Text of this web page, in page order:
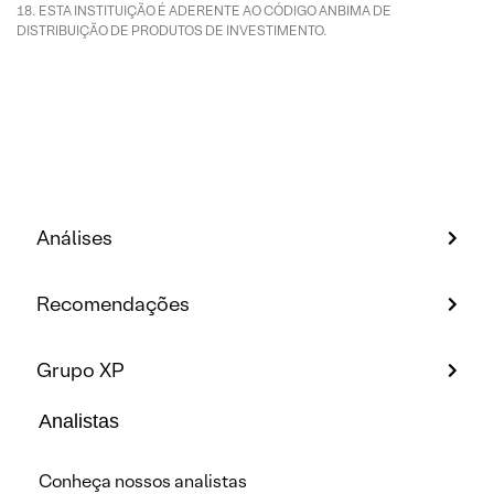
ESTA INSTITUIÇÃO É ADERENTE AO CÓDIGO ANBIMA DE
DISTRIBUIÇÃO DE PRODUTOS DE INVESTIMENTO.
Análises
Recomendações
Grupo XP
Analistas
Conheça nossos analistas